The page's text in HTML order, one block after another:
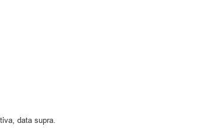
data supra.